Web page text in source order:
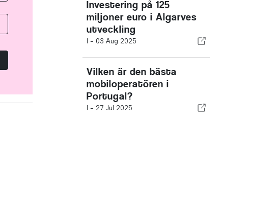
Investering på 125
miljoner euro i Algarves
utveckling
I - 03 Aug 2025
Vilken är den bästa
mobiloperatören i
Portugal?
I - 27 Jul 2025